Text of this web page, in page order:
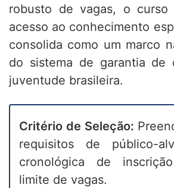
robusto de vagas, o curso
acesso ao conhecimento
consolida como um marco
do sistema de garantia de
juventude brasileira.
Critério de Seleção:
requisitos de público-
cronológica de
limite de vagas.